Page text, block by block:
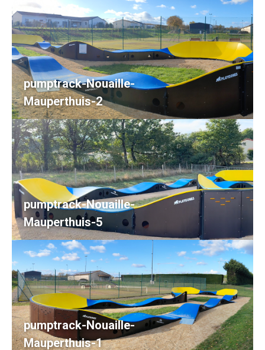
pumptrack-Nouaille-
Mauperthuis-2
pumptrack-Nouaille-
Mauperthuis-5
pumptrack-Nouaille-
Mauperthuis-1